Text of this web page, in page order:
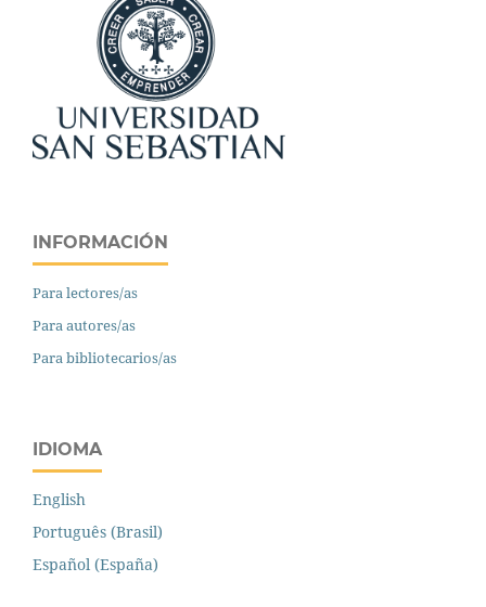
INFORMACIÓN
Para lectores/as
Para autores/as
Para bibliotecarios/as
IDIOMA
English
Português (Brasil)
Español (España)